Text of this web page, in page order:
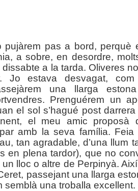
pujàrem pas a bord, perquè
a sobre, en desordre,
dissabte a la tarda. Oliveres
Jo estava desvagat, com
una llarga
Prenguérem un
el sol s’hagué post
el meu amic proposà
amb la seva família.
tan agradable, d’una llum
en plena tardor), que no
un lloc o altre de Perpinyà.
passejant una llarga
semblà una troballa excellent.